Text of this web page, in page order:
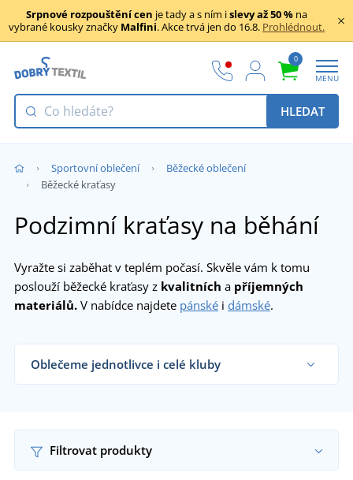
Srpnové rozpouštění cen je tady a s ním islevy až 50 % na
vybrané kousky značky Malfini. Akce trvá jen do 16.8. Prohlédnout.
0
MENU
HLEDAT
Sportovní oblečení
Běžecké oblečení
Běžecké kraťasy
Podzimní kraťasy na běhání
Vyražte si zaběhat v teplém počasí. Skvěle vám k tomu
poslouží běžecké kraťasy z kvalitních a příjemných
materiálů. V nabídce najdete pánské i dámské.
Oblečeme jednotlivce i celé kluby
Filtrovat produkty